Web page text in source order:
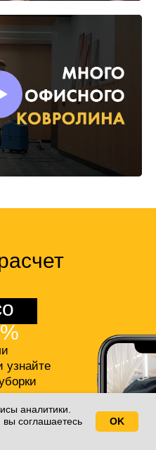
Свяжитесь с нами!
аналитики.
вы соглашаетесь
OK
узнайте
а также
на все